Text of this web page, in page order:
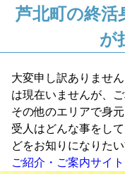
芦北町の終活
が
大変申し訳ありませ
は現在いませんが、
その他のエリアで身
受人はどんな事をし
どをお知りになりた
ご紹介・ご案内サイト